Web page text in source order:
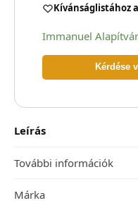
Kívánságlistához
Immanuel
Kérdése
Leírás
További információk
Márka